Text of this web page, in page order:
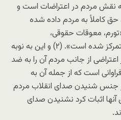
نقش مردم در اعتراضات است و
کاملاً به مردم داده شده
معوقات حقوقی،
نابسامانی‌های اجتماعی و آب متمرکز شده است». (۲) و این به نوبه
از جانب مردم آن را به ضد
است که از جمله آن به
جنس شنیدن صدای انقلاب مردم
اثبات کرد نشنیدن صدای